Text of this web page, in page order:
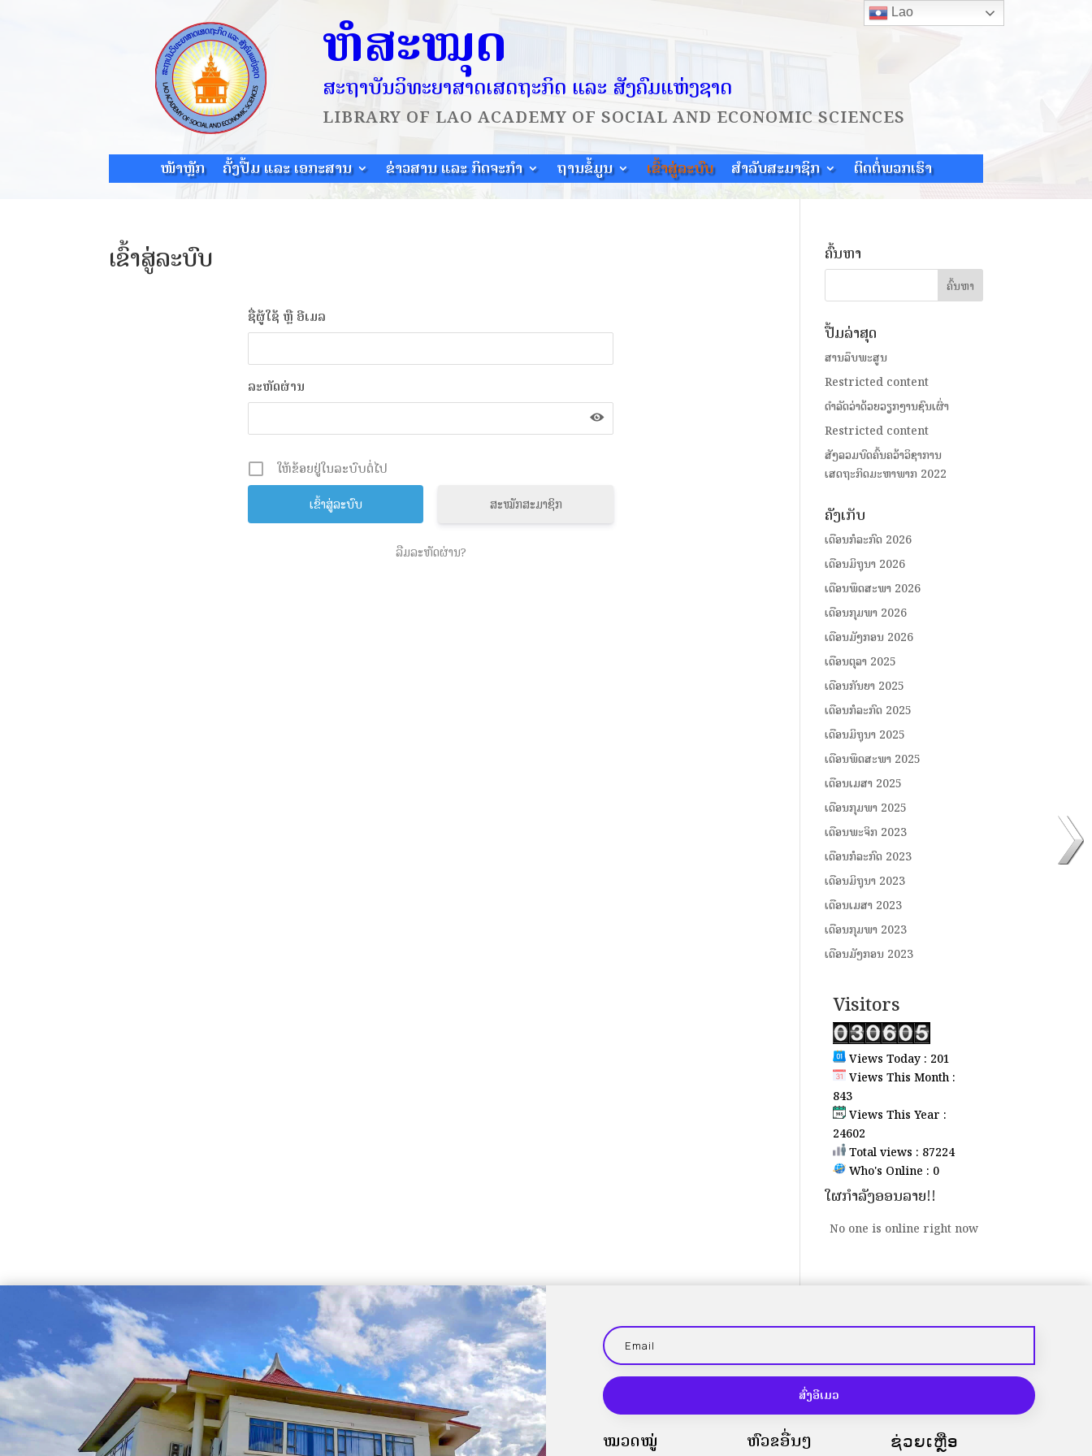
ຫໍສະໝຸດ
ສະຖາບັນວິທະຍາສາດເສດຖະກິດ ແລະ ສັງຄົມແຫ່ງຊາດ
LIBRARY OF LAO ACADEMY OF SOCIAL AND ECONOMIC SCIENCES
ໜ້າຫຼັກ ຄັ້ງປື້ມ ແລະ ເອກະສານ ຂ່າວສານ ແລະ ກິດຈະກຳ ຖານຂໍ້ມູນ ເຂົ້າສູ່ລະບົບ ສຳລັບສະມາຊິກ ຕິດຕໍ່ພວກເຮົາ
ເຂົ້າສູ່ລະບົບ
ຊື່ຜູ້ໃຊ້ ຫຼື ອີເມລ
ລະຫັດຜ່ານ
ໃຫ້ຂ້ອຍຢູ່ໃນລະບົບຕໍ່ໄປ
ສະໝັກສະມາຊິກ
ລືມລະຫັດຜ່ານ?
ຄົ້ນຫາ
ປື້ມລ່າສຸດ
ສານລຶບພະສູນ
Restricted content
ດໍາລັດວ່າດ້ວຍວຽກງານຊົນເຜົ່າ
Restricted content
ສັງລວມບົດຄົ້ນຄວ້າວິຊາການ
ເສດຖະກິດມະຫາພາກ 2022
ຄັງເກັບ
ເດືອນກໍລະກົດ 2026
ເດືອນມິຖຸນາ 2026
ເດືອນພຶດສະພາ 2026
ເດືອນກຸມພາ 2026
ເດືອນມັງກອນ 2026
ເດືອນຕຸລາ 2025
ເດືອນກັນຍາ 2025
ເດືອນກໍລະກົດ 2025
ເດືອນມິຖຸນາ 2025
ເດືອນພຶດສະພາ 2025
ເດືອນເມສາ 2025
ເດືອນກຸມພາ 2025
ເດືອນພະຈິກ 2023
ເດືອນກໍລະກົດ 2023
ເດືອນມິຖຸນາ 2023
ເດືອນເມສາ 2023
ເດືອນກຸມພາ 2023
ເດືອນມັງກອນ 2023
Visitors
Views Today : 201
Views This Month :
843
Views This Year :
24602
Total views : 87224
Who's Online : 0
ໃຜກຳລັງອອນລາຍ!!
No one is online right now
ສົ່ງອີເມວ
ໝວດໝູ່ ຫົວຂໍ້ອື່ນໆ ຊ່ວຍເຫຼືອ
Lao